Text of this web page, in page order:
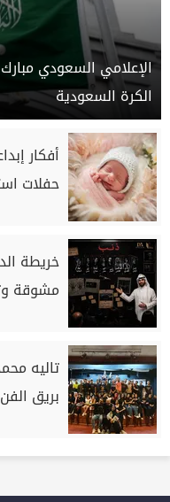
الإعلامي السعودي
الكرة السعودية
أفكار
حفلات
خريطة
مشوقة
تاليه
بريق